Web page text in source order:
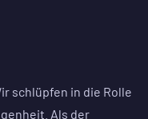
schlüpfen in die Rolle
Als der